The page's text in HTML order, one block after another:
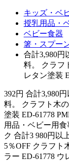
キッズ・ベ
授乳用品・
ベビー食器
箸・スプー
合計3,980円
料。 クラフ
レタン塗装
392円 合計3,980
料。 クラフト木
塗装 ED-61778
用品・ベビー用
ク 合計3 980円以
5％OFF クラフト
ラー ED-61778 ウ